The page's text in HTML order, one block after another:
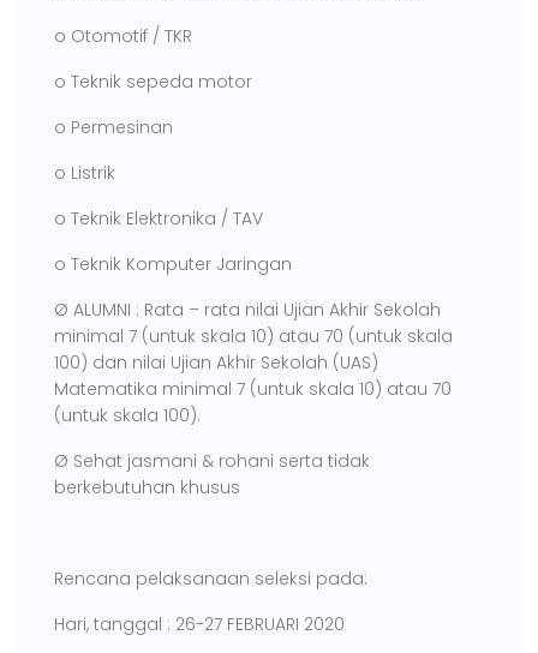
o Otomotif / TKR
o Teknik sepeda motor
o Permesinan
o Listrik
o Teknik Elektronika / TAV
o Teknik Komputer Jaringan
Ø ALUMNI : Rata – rata nilai Ujian Akhir Sekolah
minimal 7 (untuk skala 10) atau 70 (untuk skala
100) dan nilai Ujian Akhir Sekolah (UAS)
Matematika minimal 7 (untuk skala 10) atau 70
(untuk skala 100).
Ø Sehat jasmani & rohani serta tidak
berkebutuhan khusus
Rencana pelaksanaan seleksi pada:
Hari, tanggal : 26-27 FEBRUARI 2020